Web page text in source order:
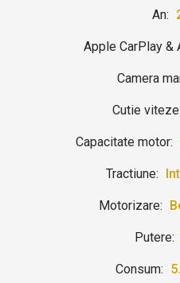
An:
Apple CarPlay &
Camera
Cutie viteze:
Capacitate motor:
Tractiune:
Motorizare:
Putere:
Consum: